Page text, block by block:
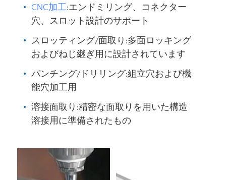
CNC加工:エンドミリング、コネクター
穴、スロット設計のサポート
スロッティング/面取り:多面ロッキング
およびねじ継ぎ用に設計されています
パンチング/ドリリング:組立穴および機
能穴加工用
溶接面取り:精密な面取りを用いた構造
溶接用に準備されたもの